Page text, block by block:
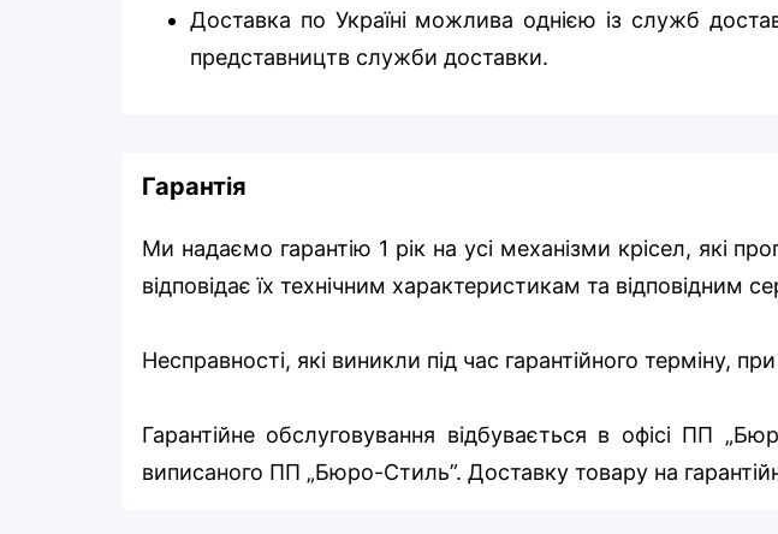
Доставка по Україні можлива однією із служб
представництв служби доставки.
Гарантія
Ми надаємо гарантію 1 рік на усі механізми крісел, які
відповідає їх технічним характеристикам та відповідним
Несправності, які виникли під час гарантійного терміну,
Гарантійне обслуговування відбувається в офісі ПП
виписаного ПП „Бюро-Стиль”. Доставку товару на